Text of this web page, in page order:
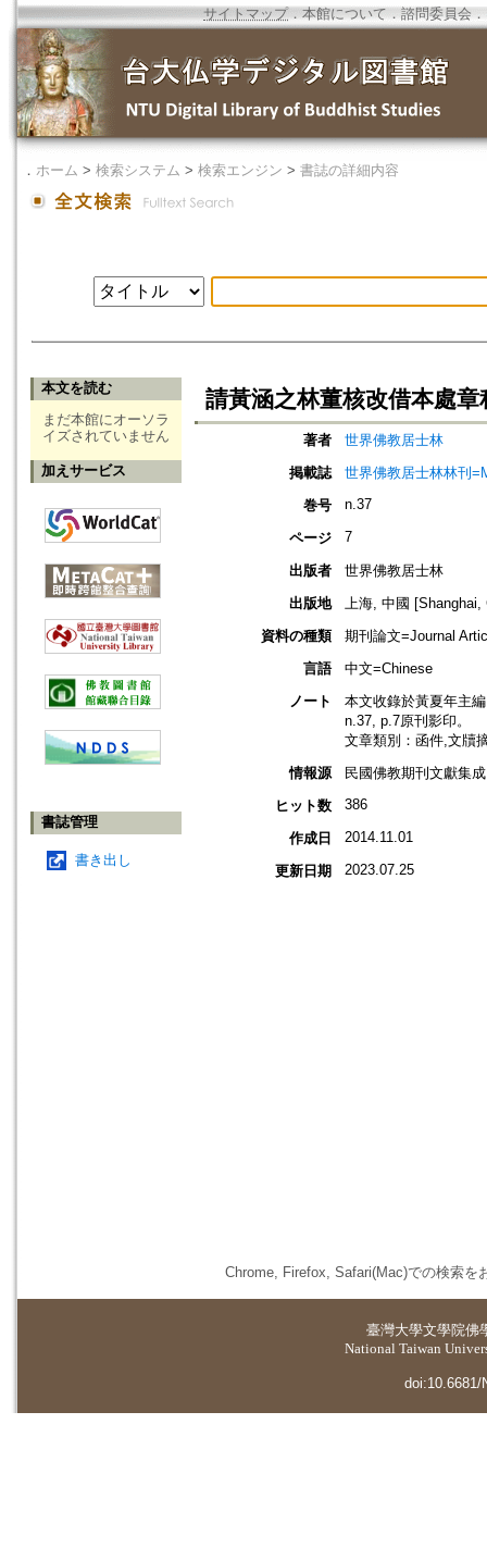
サイトマップ．本館について ． 諮問委員会 ．
． ホーム > 検索システム > 検索エンジン > 書誌の詳細内容
本文を読む
まだ本館にオーソラ
イズされていません
加えサービス
書誌管理
書き出し
請黃涵之林董核改借本處章
著者
世界佛教居士林
掲載誌
世界佛教居士林林刊
巻号
n.37
ページ 7
出版者
世界佛教居士林
出版地
上海, 中國 [Shanghai,
資料の種類
期刊論文=Journal
言語
中文=Chinese
ノート
本文收錄於黃夏年主
n.37, p.7原刊影印。
文章類別：函件,文牘
情報源
民國佛教期刊文獻集
ヒット数
386
作成日 2014.11.01
更新日期 2023.07.25
Chrome, Firefox, Safari(Mac)での検索を
臺灣大學文學院佛
National Taiwan
doi:10.6681/